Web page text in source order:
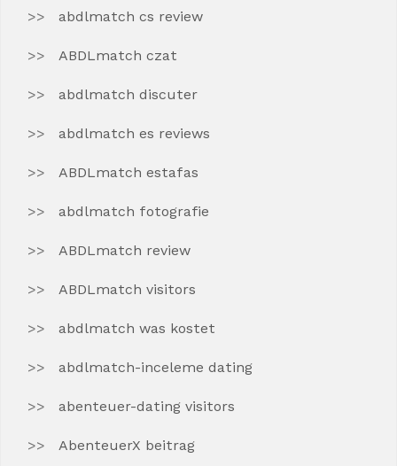
abdlmatch cs review
ABDLmatch czat
abdlmatch discuter
abdlmatch es reviews
ABDLmatch estafas
abdlmatch fotografie
ABDLmatch review
ABDLmatch visitors
abdlmatch was kostet
abdlmatch-inceleme dating
abenteuer-dating visitors
AbenteuerX beitrag